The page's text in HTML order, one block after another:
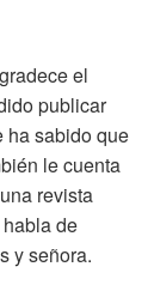
el
publicar
ha sabido que
le cuenta
revista
de
y señora.